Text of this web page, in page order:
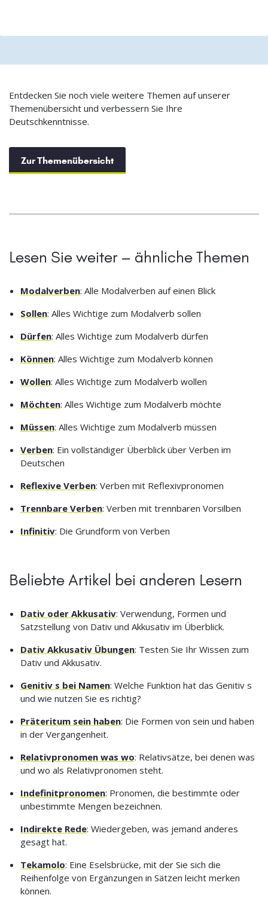
Entdecken Sie noch viele weitere Themen auf unserer
Themenübersicht und verbessern Sie Ihre
Deutschkenntnisse.
Zur Themenübersicht
Lesen Sie weiter – ähnliche Themen
Modalverben: Alle Modalverben auf einen Blick
Sollen: Alles Wichtige zum Modalverb sollen
Dürfen: Alles Wichtige zum Modalverb dürfen
Können: Alles Wichtige zum Modalverb können
Wollen: Alles Wichtige zum Modalverb wollen
Möchten: Alles Wichtige zum Modalverb möchte
Müssen: Alles Wichtige zum Modalverb müssen
Verben: Ein vollständiger Überblick über Verben im
Deutschen
Reflexive Verben: Verben mit Reflexivpronomen
Trennbare Verben: Verben mit trennbaren Vorsilben
Infinitiv: Die Grundform von Verben
Beliebte Artikel bei anderen Lesern
Dativ oder Akkusativ: Verwendung, Formen und
Satzstellung von Dativ und Akkusativ im Überblick.
Dativ Akkusativ Übungen: Testen Sie Ihr Wissen zum
Dativ und Akkusativ.
Genitiv s bei Namen: Welche Funktion hat das Genitiv s
und wie nutzen Sie es richtig?
Präteritum sein haben: Die Formen von sein und haben
in der Vergangenheit.
Relativpronomen was wo: Relativsätze, bei denen was
und wo als Relativpronomen steht.
Indefinitpronomen: Pronomen, die bestimmte oder
unbestimmte Mengen bezeichnen.
Indirekte Rede: Wiedergeben, was jemand anderes
gesagt hat.
Tekamolo: Eine Eselsbrücke, mit der Sie sich die
Reihenfolge von Ergänzungen in Sätzen leicht merken
können.